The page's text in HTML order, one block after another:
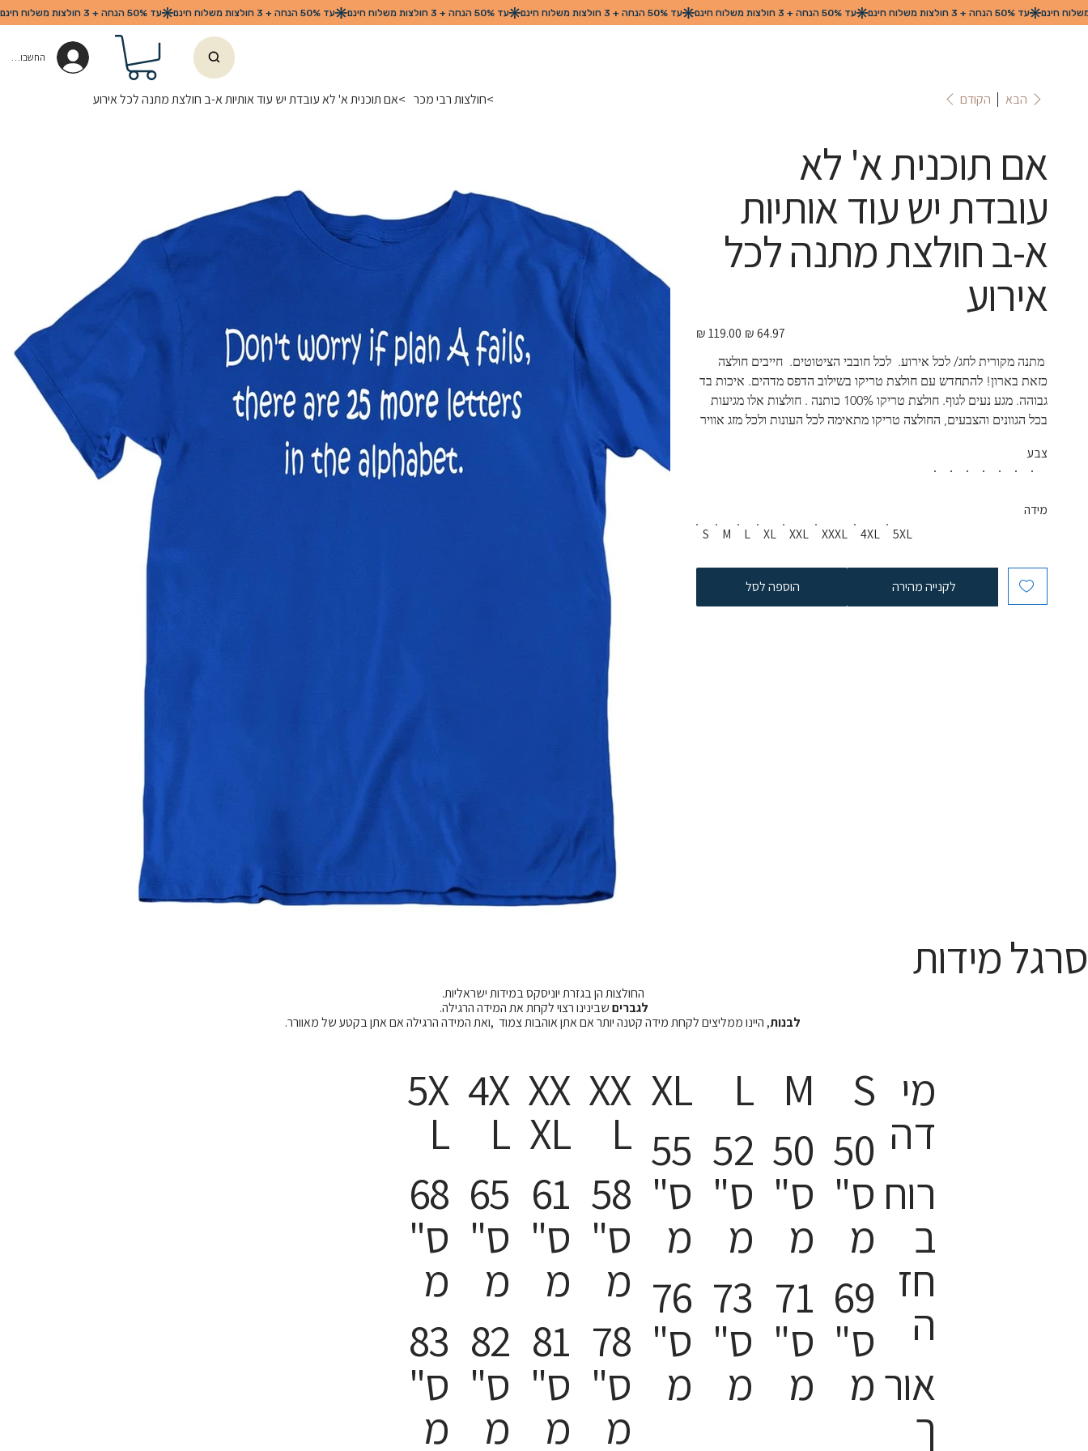
החשבון שלי
>חולצות רבי מכר >אם תוכנית א' לא עובדת יש עוד אותיות א-ב חולצת מתנה לכל אירוע הקודם הבא
אם תוכנית א' לא
עובדת יש עוד אותיות
א-ב חולצת מתנה לכל
אירוע
מחיר
מקורי
מחיר
מבצע
מתנה מקורית לחג/ לכל אירוע.  לכל חובבי הציטוטים.  חייבים חולצה
כזאת בארון! להתחדש עם חולצת טריקו בשילוב הדפס מדהים. איכות בד
גבוהה. מגע נעים לגוף. חולצת טריקו 100% כותנה . חולצות אלו מגיעות
בכל הגוונים והצבעים, החולצה טריקו מתאימה לכל העונות ולכל מזג אוויר
צבע
S M L XL XXL XXXL 4XL 5XL
מידה
הוספה לסל לקנייה מהירה
סרגל מידות
החולצות הן בגזרת יוניסקס במידות ישראליות.
לגבריםשבינינו רצוי לקחת את המידה הרגילה.
לבנות, היינו ממליצים לקחת מידה קטנה יותר אם אתן אוהבות צמוד ,ואת המידה הרגילה אם אתן בקטע של מאוורר.
5X
L
68
ס"
מ
83
ס"
מ
4X
L
65
ס"
מ
82
ס"
מ
XX
XL
61
ס"
מ
81
ס"
מ
XX
L
58
ס"
מ
78
ס"
מ
XL
55
ס"
מ
76
ס"
מ
L
52
ס"
מ
73
ס"
מ
M
50
ס"
מ
71
ס"
מ
S
50
ס"
מ
69
ס"
מ
מי
דה
רוח
ב
חז
ה
אור
ך